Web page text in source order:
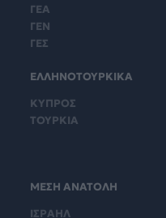
ΓΕΑ
ΓΕΝ
ΓΕΣ
ΕΛΛΗΝΟΤΟΥΡΚΙΚΑ
ΚΥΠΡΟΣ
ΤΟΥΡΚΙΑ
ΜΕΣΗ ΑΝΑΤΟΛΗ
ΙΣΡΑΗΛ